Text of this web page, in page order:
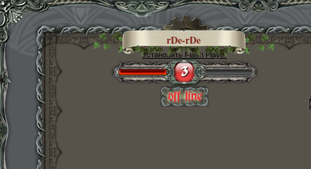
rDe-rDe
Установить Flash Player